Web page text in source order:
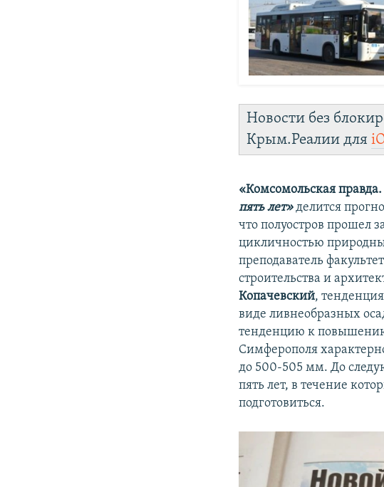
Новости без
Крым.Реалии для
«Комсомольская
пять лет»делится
что полуостров прошел
цикличностью
преподаватель
строительства и
Копачевский,
виде ливнеобразных
тенденцию к повышению
Симферополя
до 500-505 мм. До
пять лет, в течение
подготовиться.